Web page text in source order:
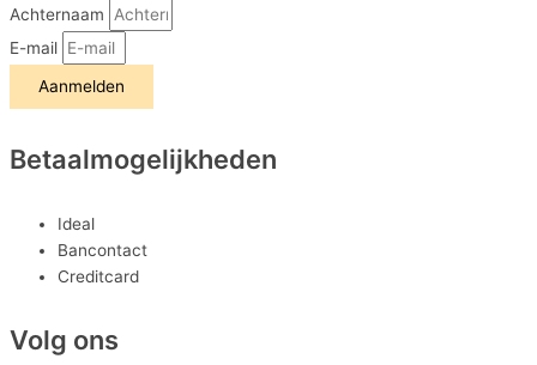
Achternaam
E-mail
Aanmelden
Betaalmogelijkheden
Ideal
Bancontact
Creditcard
Volg ons